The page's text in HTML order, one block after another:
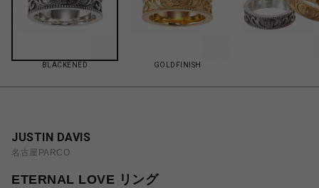
BLACKENED GOLDFINISH
JUSTIN DAVIS
名古屋PARCO
ETERNAL LOVE リング